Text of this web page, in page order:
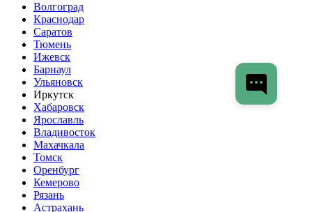
Волгоград
Краснодар
Саратов
Тюмень
Ижевск
Барнаул
Ульяновск
Иркутск
Хабаровск
Ярославль
Владивосток
Махачкала
Томск
Оренбург
Кемерово
Рязань
Астрахань